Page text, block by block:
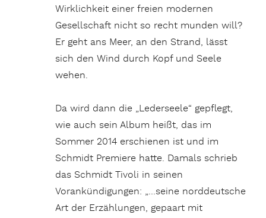
Wirklichkeit einer freien modernen
Gesellschaft nicht so recht munden will?
Er geht ans Meer, an den Strand, lässt
sich den Wind durch Kopf und Seele
wehen.
Da wird dann die „Lederseele“ gepflegt,
wie auch sein Album heißt, das im
Sommer 2014 erschienen ist und im
Schmidt Premiere hatte. Damals schrieb
das Schmidt Tivoli in seinen
Vorankündigungen: „…seine norddeutsche
Art der Erzählungen, gepaart mit